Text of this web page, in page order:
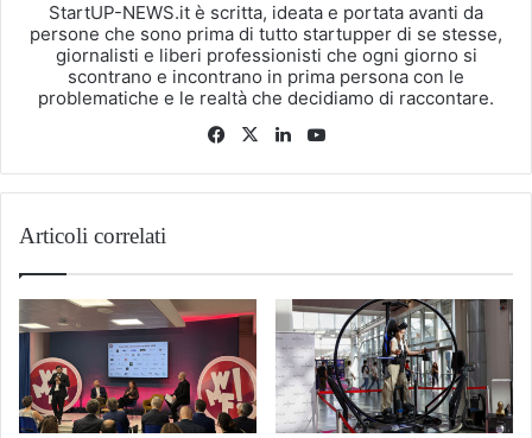
StartUP-NEWS.it è scritta, ideata e portata avanti da
persone che sono prima di tutto startupper di se stesse,
giornalisti e liberi professionisti che ogni giorno si
scontrano e incontrano in prima persona con le
problematiche e le realtà che decidiamo di raccontare.
Facebook
X LinkedIn
Articoli correlati